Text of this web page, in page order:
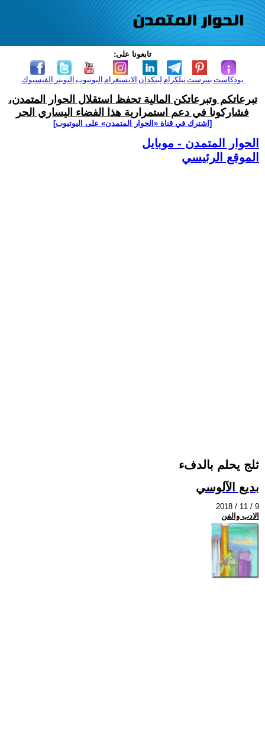
تابعونا على:
الفيسبوك التويتر اليوتيوب الانستغرام لينكدإن تيلكرامبنترست بودكاست
تبرعاتكم وتبرعاتكن المالية تحفظ استقلال الحوار المتمدن،
فشاركونا في دعم استمرارية هذا الفضاء اليساري الحر
[اشترك في قناة ‫«الحوار المتمدن» على اليوتيوب]
الحوار المتمدن - موبايل
الموقع الرئيسي
ثلج يحلم بالدفء
بديع الآلوسي
2018 / 11 / 9
الادب والفن